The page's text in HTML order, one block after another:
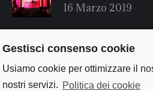
Gestisci consenso cookie
Usiamo cookie per ottimizzare il
nostri servizi. Politica dei cookie
16 Marzo 2019